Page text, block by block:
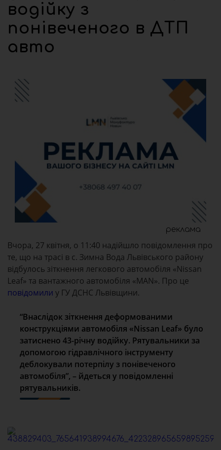
водійку з
понівеченого в ДТП
авто
реклама
Вчора, 27 квітня, о 11:40 надійшло повідомлення про
те, що на трасі в с. Зимна Вода Львівського району
відбулось зіткнення легкового автомобіля «Nissan
Leaf» та вантажного автомобіля «MAN». Про це
повідомили у ГУ ДСНС Львівщини.
“Внаслідок зіткнення деформованими
конструкціями автомобіля «Nissan Leaf» було
затиснено 43-річну водійку. Рятувальники за
допомогою гідравлічного інструменту
деблокували потерпілу з понівеченого
автомобіля”, – йдеться у повідомленні
рятувальників.